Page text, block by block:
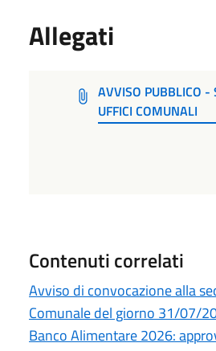
Allegati
AVVISO PUBBLICO -
UFFICI COMUNALI
Contenuti correlati
Avviso di convocazione alla
Comunale del giorno 31/07/
Banco Alimentare 2026: